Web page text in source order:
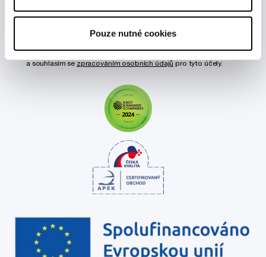
Pouze nutné cookies
Odebírat
Chci dostávat informace o novinkách a akčních nabídkách
a souhlasím se zpracováním osobních údajů pro tyto účely.